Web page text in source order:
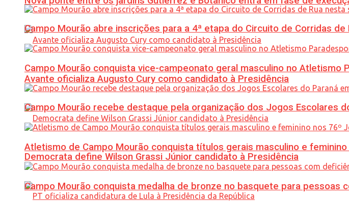
Avante oficializa Augusto Cury como candidato à Presidência
Democrata define Wilson Grassi Júnior candidato à Presidência
Campo Mourão abre inscrições para a 4ª etapa do Circuito de Corridas
Campo Mourão conquista vice-campeonato geral masculino no Atletismo
Campo Mourão recebe destaque pela organização dos Jogos Escolares
Atletismo de Campo Mourão conquista títulos gerais masculino e
Campo Mourão conquista medalha de bronze no basquete para pessoas